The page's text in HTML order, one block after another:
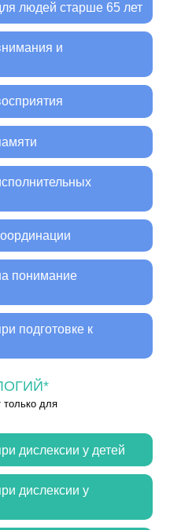
людей старше 65 лет
и
понимание
подготовке к
только для
дислексии у детей
дислексии у